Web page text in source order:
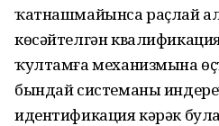
ҡатнашмайынса раҫлай
көсәйтелгән
ҡултамға механизмына
бындай системаны
идентификация кәрәк